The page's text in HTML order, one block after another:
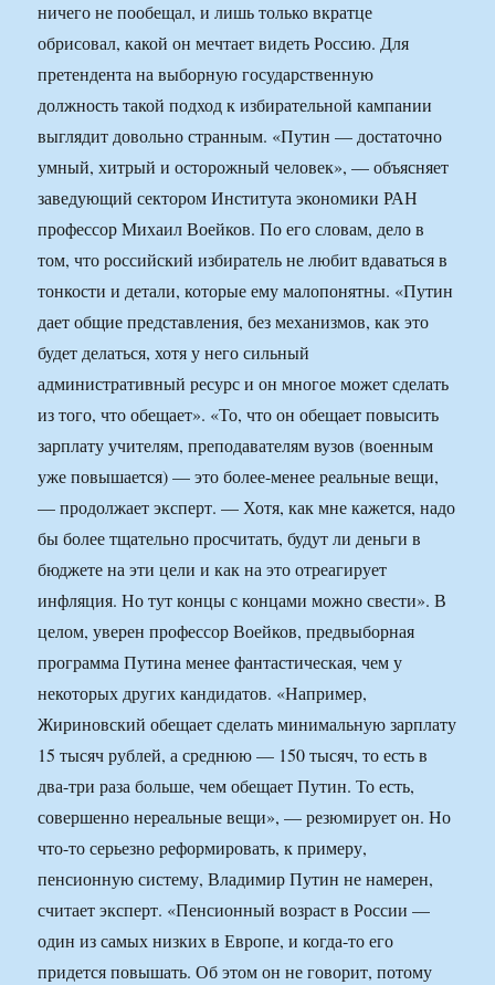
ничего не пообещал, и лишь только вкратце
обрисовал, какой он мечтает видеть Россию. Для
претендента на выборную государственную
должность такой подход к избирательной кампании
выглядит довольно странным. «Путин — достаточно
умный, хитрый и осторожный человек», — объясняет
заведующий сектором Института экономики РАН
профессор Михаил Воейков. По его словам, дело в
том, что российский избиратель не любит вдаваться в
тонкости и детали, которые ему малопонятны. «Путин
дает общие представления, без механизмов, как это
будет делаться, хотя у него сильный
административный ресурс и он многое может сделать
из того, что обещает». «То, что он обещает повысить
зарплату учителям, преподавателям вузов (военным
уже повышается) — это более-менее реальные вещи,
— продолжает эксперт. — Хотя, как мне кажется, надо
бы более тщательно просчитать, будут ли деньги в
бюджете на эти цели и как на это отреагирует
инфляция. Но тут концы с концами можно свести». В
целом, уверен профессор Воейков, предвыборная
программа Путина менее фантастическая, чем у
некоторых других кандидатов. «Например,
Жириновский обещает сделать минимальную зарплату
15 тысяч рублей, а среднюю — 150 тысяч, то есть в
два-три раза больше, чем обещает Путин. То есть,
совершенно нереальные вещи», — резюмирует он. Но
что-то серьезно реформировать, к примеру,
пенсионную систему, Владимир Путин не намерен,
считает эксперт. «Пенсионный возраст в России —
один из самых низких в Европе, и когда-то его
придется повышать. Об этом он не говорит, потому